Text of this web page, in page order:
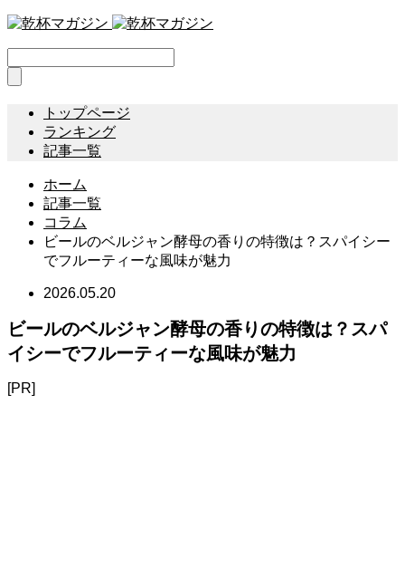
トップページ
ランキング
記事一覧
ホーム
記事一覧
コラム
ビールのベルジャン酵母の香りの特徴は？スパイシー
でフルーティーな風味が魅力
2026.05.20
ビールのベルジャン酵母の香りの特徴は？スパ
イシーでフルーティーな風味が魅力
[PR]